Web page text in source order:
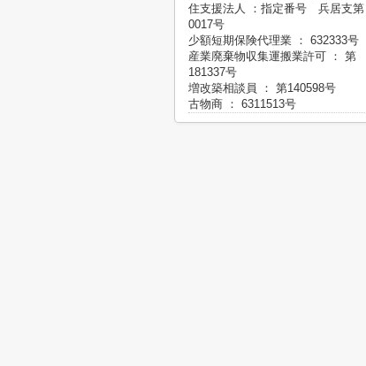
住支援法人 ：指定番号 兵居支第
0017号
少額短期保険代理業 ： 632333号
産業廃棄物収集運搬業許可 ： 第
181337号
増改築相談員 ： 第140598号
古物商 ： 6311513号